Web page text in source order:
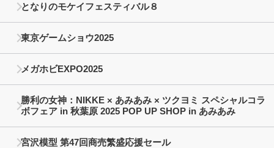
となりのモケイフェスティバル８
東京ゲームショウ2025
メガホビEXPO2025
勝利の女神：NIKKE × あみあみ × ツクヨミ スペシャルコラ
ボフェア in 秋葉原 2025 POP UP SHOP in あみあみ
宮沢模型 第47回商売繁盛応援セール